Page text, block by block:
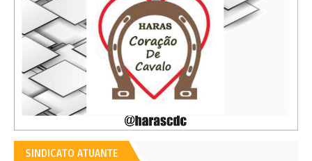
SINDICATO ATUANTE